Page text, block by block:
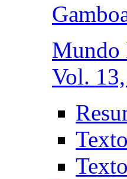
Mundo
Vol.